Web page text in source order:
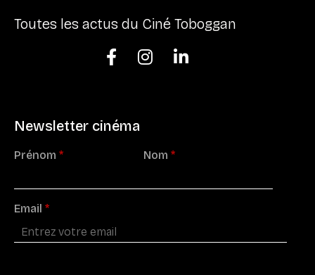
Toutes les actus du Ciné Toboggan

 
Newsletter cinéma
Prénom * Nom *
Email *